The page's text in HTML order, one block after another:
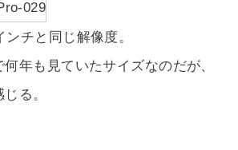
チと同じ解像度。
年も見ていたサイズなのだが、
る。